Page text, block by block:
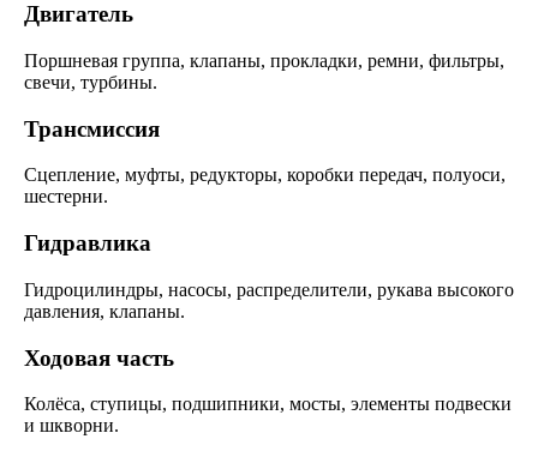
Двигатель
Поршневая группа, клапаны, прокладки, ремни, фильтры,
свечи, турбины.
Трансмиссия
Сцепление, муфты, редукторы, коробки передач, полуоси,
шестерни.
Гидравлика
Гидроцилиндры, насосы, распределители, рукава высокого
давления, клапаны.
Ходовая часть
Колёса, ступицы, подшипники, мосты, элементы подвески
и шкворни.